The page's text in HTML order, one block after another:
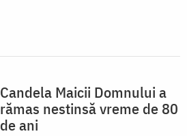
Candela Maicii Domnului a
rămas nestinsă vreme de 80
de ani